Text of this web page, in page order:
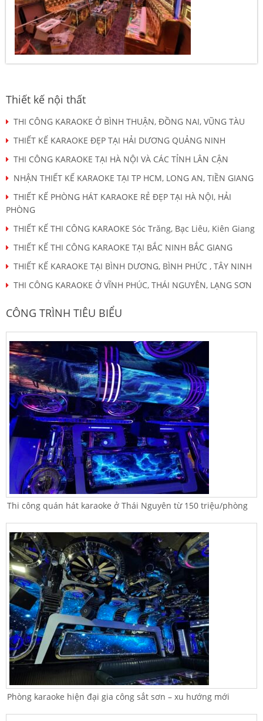
Thiết kế nội thất
THI CÔNG KARAOKE Ở BÌNH THUẬN, ĐỒNG NAI, VŨNG TÀU
THIẾT KẾ KARAOKE ĐẸP TẠI HẢI DƯƠNG QUẢNG NINH
THI CÔNG KARAOKE TẠI HÀ NỘI VÀ CÁC TỈNH LÂN CẬN
NHẬN THIẾT KẾ KARAOKE TẠI TP HCM, LONG AN, TIỀN GIANG
THIẾT KẾ PHÒNG HÁT KARAOKE RẺ ĐẸP TẠI HÀ NỘI, HẢI
PHÒNG
THIẾT KẾ THI CÔNG KARAOKE Sóc Trăng, Bạc Liêu, Kiên Giang
THIẾT KẾ THI CÔNG KARAOKE TẠI BẮC NINH BẮC GIANG
THIẾT KẾ KARAOKE TẠI BÌNH DƯƠNG, BÌNH PHỨC , TÂY NINH
THI CÔNG KARAOKE Ở VĨNH PHÚC, THÁI NGUYÊN, LẠNG SƠN
CÔNG TRÌNH TIÊU BIỂU
Thi công quán hát karaoke ở Thái Nguyên từ 150 triệu/phòng
Phòng karaoke hiện đại gia công sắt sơn – xu hướng mới